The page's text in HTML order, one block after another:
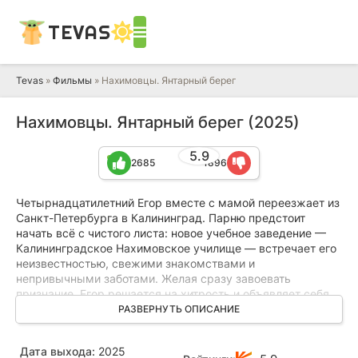
TEVAS
Tevas » Фильмы » Нахимовцы. Янтарный берег
Нахимовцы. Янтарный берег (2025)
5.9
2685 1896
Четырнадцатилетний Егор вместе с мамой переезжает из
Санкт-Петербурга в Калининград. Парню предстоит
начать всё с чистого листа: новое учебное заведение —
Калининградское Нахимовское училище — встречает его
неизвестностью, свежими знакомствами и
непривычными заботами. Желая сразу завоевать
признание, Егор решается на хитрость и объявляет себя
родным братом прославленных нахимовцев Логиновых.
Эта уловка срабатывает, и он быстро становится звездой
РАЗВЕРНУТЬ ОПИСАНИЕ
Дата выхода: 2025